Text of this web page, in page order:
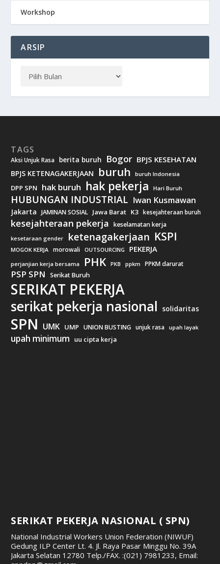
Workshop
ARSIP
TAGS
Aksi Unjuk Rasa berita buruh Bogor BPJS KESEHATAN
BPJS KETENAGAKERJAAN buruh buruh Indonesia
DPP SPN hak buruh hak pekerja Hari Buruh
HUBUNGAN INDUSTRIAL Iwan Kusmawan
Jakarta JAMINAN SOSIAL Jawa Barat K3 kesejahteraan buruh
kesejahteraan pekerja keselamatan kerja
kesetaraan gender ketenagakerjaan KSPI
MOGOK KERJA morowali OUTSOURCING PEKERJA
perjanjian kerja bersama PHK PKB ppkm PPKM darurat
PSP SPN Serikat Buruh
SERIKAT PEKERJA
serikat pekerja nasional solidaritas
SPN UMK UMP UNION BUSTING unjuk rasa upah layak
upah minimum uu cipta kerja
SERIKAT PEKERJA NASIONAL ( SPN)
National Industrial Workers Union Federation (NIWUF)
Gedung ILP Center Lt. 4. Jl. Raya Pasar Minggu No. 39A
Jakarta Selatan 12780 Telp./FAX. :(021) 7981233, Email: